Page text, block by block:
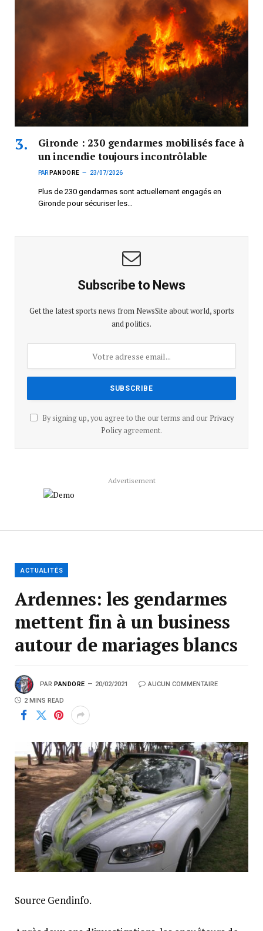
Gironde : 230 gendarmes mobilisés face à
un incendie toujours incontrôlable
PAR PANDORE 23/07/2026
Plus de 230 gendarmes sont actuellement engagés en
Gironde pour sécuriser les…
Subscribe to News
Get the latest sports news from NewsSite about world, sports
and politics.
By signing up, you agree to the our terms and our Privacy
Policyagreement.
Advertisement
ACTUALITÉS
Ardennes: les gendarmes
mettent fin à un business
autour de mariages blancs
PAR PANDORE 20/02/2021 AUCUN COMMENTAIRE
2 MINS READ
Source Gendinfo.